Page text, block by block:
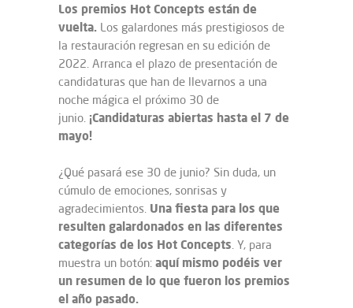
Los premios Hot Concepts están de
vuelta. Los galardones más prestigiosos de
la restauración regresan en su edición de
2022. Arranca el plazo de presentación de
candidaturas que han de llevarnos a una
noche mágica el próximo 30 de
junio. ¡Candidaturas abiertas hasta el 7 de
mayo!
¿Qué pasará ese 30 de junio? Sin duda, un
cúmulo de emociones, sonrisas y
agradecimientos. Una fiesta para los que
resulten galardonados en las diferentes
categorías de los Hot Concepts. Y, para
muestra un botón: aquí mismo podéis ver
un resumen de lo que fueron los premios
el año pasado.